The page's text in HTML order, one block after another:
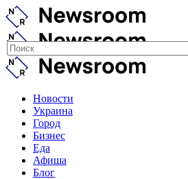
Новости
Украина
Город
Бизнес
Еда
Афиша
Блог